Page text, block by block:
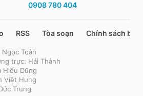
0908 780 404
RSS Tòa soạn Chính sách bảo
Toàn
trực: Hải Thành
Hiếu Dũng
Việt Hưng
Trung